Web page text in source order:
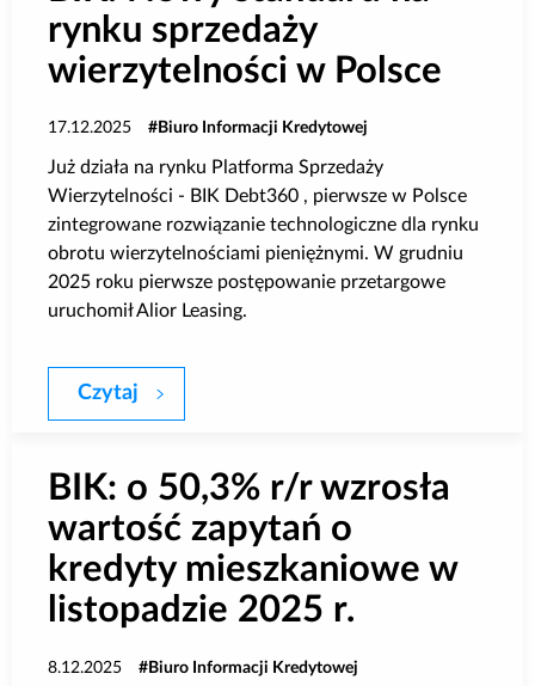
rynku sprzedaży
wierzytelności w Polsce
17.12.2025 Biuro Informacji Kredytowej
Już działa na rynku Platforma Sprzedaży
Wierzytelności - BIK Debt360 , pierwsze w Polsce
zintegrowane rozwiązanie technologiczne dla rynku
obrotu wierzytelnościami pieniężnymi. W grudniu
2025 roku pierwsze postępowanie przetargowe
uruchomił Alior Leasing.
Czytaj BIK: Nowy standard na rynku
BIK: o 50,3% r/r wzrosła
wartość zapytań o
kredyty mieszkaniowe w
listopadzie 2025 r.
8.12.2025 Biuro Informacji Kredytowej